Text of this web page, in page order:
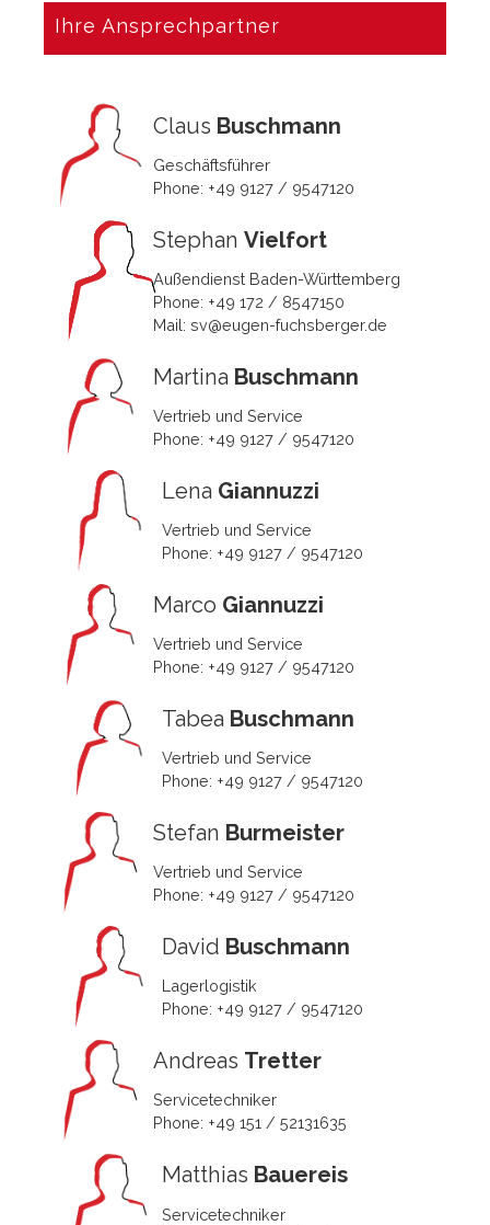
Ihre Ansprechpartner
Claus Buschmann
Geschäftsführer
Phone: +49 9127 / 9547120
Stephan Vielfort
Außendienst Baden-Württemberg
Phone: +49 172 / 8547150
Mail: sv@eugen-fuchsberger.de
Martina Buschmann
Vertrieb und Service
Phone: +49 9127 / 9547120
Lena Giannuzzi
Vertrieb und Service
Phone: +49 9127 / 9547120
Marco Giannuzzi
Vertrieb und Service
Phone: +49 9127 / 9547120
Tabea Buschmann
Vertrieb und Service
Phone: +49 9127 / 9547120
Stefan Burmeister
Vertrieb und Service
Phone: +49 9127 / 9547120
David Buschmann
Lagerlogistik
Phone: +49 9127 / 9547120
Andreas Tretter
Servicetechniker
Phone: +49 151 / 52131635
Matthias Bauereis
Servicetechniker